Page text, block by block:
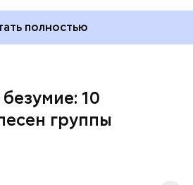
полностью
10
группы
предшествовал сингл
получился диск
June" попала в
фильма "Дьявол носит
сегодняшний день
"Rock Dust Light Star"
- в 2010 году.